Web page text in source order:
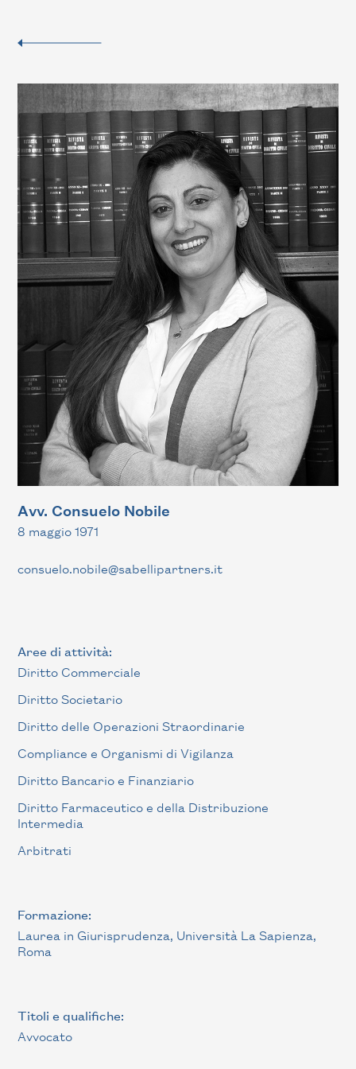
Avv. Consuelo Nobile
8 maggio 1971
consuelo.nobile@sabellipartners.it
Aree di attività:
Diritto Commerciale
Diritto Societario
Diritto delle Operazioni Straordinarie
Compliance e Organismi di Vigilanza
Diritto Bancario e Finanziario
Diritto Farmaceutico e della Distribuzione
Intermedia
Arbitrati
Formazione:
Laurea in Giurisprudenza, Università La Sapienza,
Roma
Titoli e qualifiche:
Avvocato